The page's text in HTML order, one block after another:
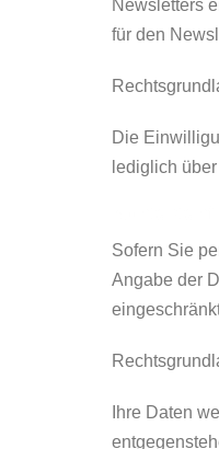
Newsletters
für den
Die
lediglich
Sofern Sie
Angabe der
Ihre Daten